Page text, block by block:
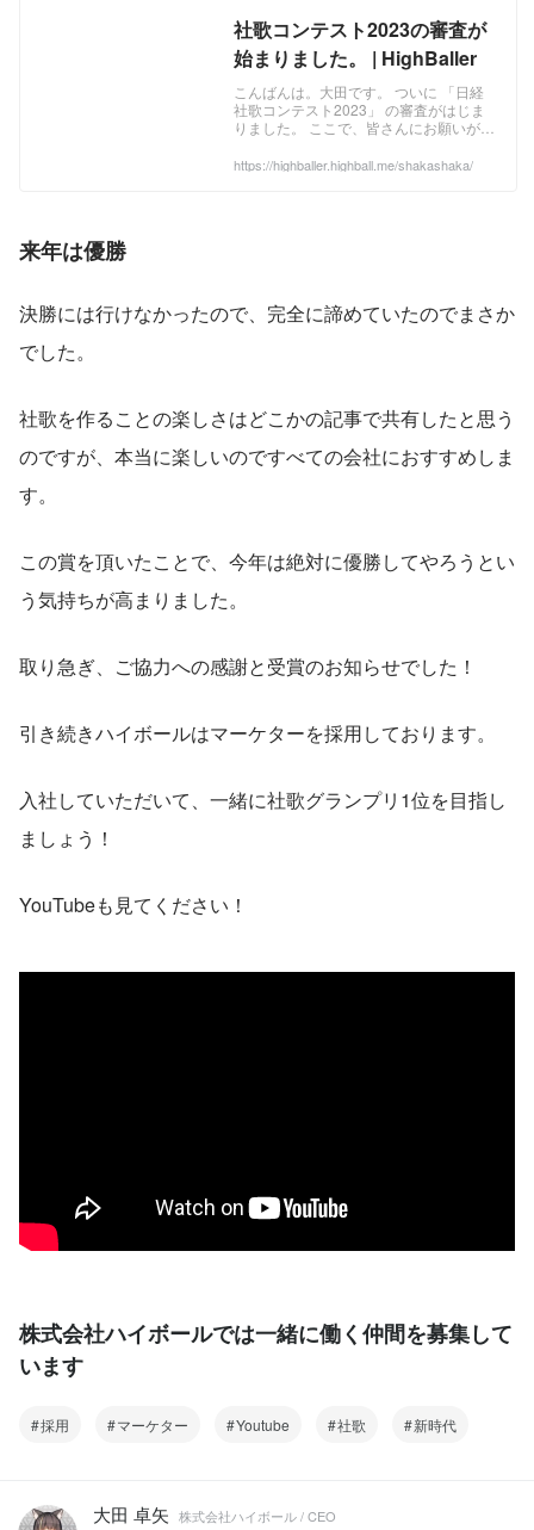
社歌コンテスト2023の審査が
始まりました。 | HighBaller
こんばんは。大田です。 ついに 「日経
社歌コンテスト2023」 の審査がはじま
りました。 ここで、皆さんにお願いがあ
だけ毎日投票できるらしく、あと残り2
この動画とともに、僕らの社歌が入るん
です。 カラオ
https://highballer.highball.me/shakashaka/
来年は優勝
決勝には行けなかったので、完全に諦めていたのでまさか
でした。
社歌を作ることの楽しさはどこかの記事で共有したと思う
のですが、本当に楽しいのですべての会社におすすめしま
す。
この賞を頂いたことで、今年は絶対に優勝してやろうとい
う気持ちが高まりました。
取り急ぎ、ご協力への感謝と受賞のお知らせでした！
引き続きハイボールはマーケターを採用しております。
入社していただいて、一緒に社歌グランプリ1位を目指し
ましょう！
YouTubeも見てください！
株式会社ハイボールでは一緒に働く仲間を募集して
います
採用 マーケター Youtube 社歌 新時代
大田 卓矢 株式会社ハイボール / CEO